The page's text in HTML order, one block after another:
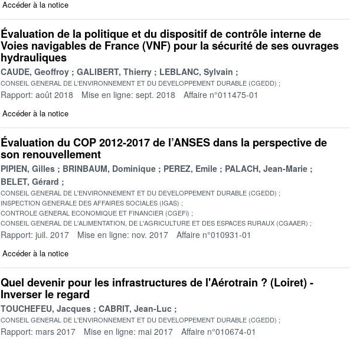
Accéder à la notice
Évaluation de la politique et du dispositif de contrôle interne de
Voies navigables de France (VNF) pour la sécurité de ses ouvrages
hydrauliques
CAUDE, Geoffroy GALIBERT, Thierry LEBLANC, Sylvain
CONSEIL GENERAL DE L'ENVIRONNEMENT ET DU DEVELOPPEMENT DURABLE (CGEDD)
Rapport: août 2018 Mise en ligne: sept. 2018 Affaire n°011475-01
Accéder à la notice
Évaluation du COP 2012-2017 de l’ANSES dans la perspective de
son renouvellement
PIPIEN, Gilles BRINBAUM, Dominique PEREZ, Emile
PALACH, Jean-Marie
BELET, Gérard
CONSEIL GENERAL DE L'ENVIRONNEMENT ET DU DEVELOPPEMENT DURABLE (CGEDD)
INSPECTION GENERALE DES AFFAIRES SOCIALES (IGAS)
CONTROLE GENERAL ECONOMIQUE ET FINANCIER (CGEFi)
CONSEIL GENERAL DE L'ALIMENTATION, DE L'AGRICULTURE ET DES ESPACES RURAUX (CGAAER)
Rapport: juil. 2017 Mise en ligne: nov. 2017 Affaire n°010931-01
Accéder à la notice
Quel devenir pour les infrastructures de l'Aérotrain ? (Loiret) -
Inverser le regard
TOUCHEFEU, Jacques CABRIT, Jean-Luc
CONSEIL GENERAL DE L'ENVIRONNEMENT ET DU DEVELOPPEMENT DURABLE (CGEDD)
Rapport: mars 2017 Mise en ligne: mai 2017 Affaire n°010674-01